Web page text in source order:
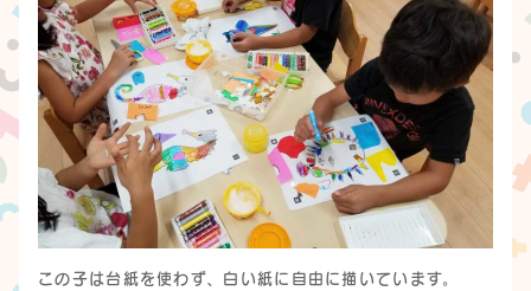
この子は台紙を使わず、白い紙に自由に描いています。